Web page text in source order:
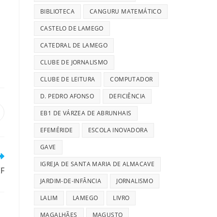
BIBLIOTECA CANGURU MATEMÁTICO
CASTELO DE LAMEGO
CATEDRAL DE LAMEGO
CLUBE DE JORNALISMO
CLUBE DE LEITURA COMPUTADOR
D. PEDRO AFONSO DEFICIÊNCIA
EB1 DE VÁRZEA DE ABRUNHAIS
EFEMÉRIDE ESCOLA INOVADORA
GAVE
IGREJA DE SANTA MARIA DE ALMACAVE
JARDIM-DE-INFÂNCIA JORNALISMO
LALIM LAMEGO LIVRO
MAGALHÃES MAGUSTO